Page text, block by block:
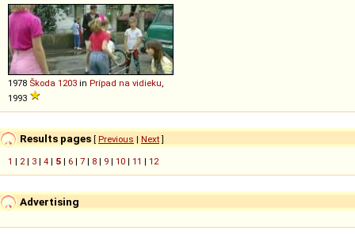
1978 Škoda 1203 in Prípad na vidieku,
1993
Results pages [ Previous | Next]
1 | 2| 3 | 4 | 5 | 6 | 7 | 8 | 9 | 10 | 11 | 12
Advertising